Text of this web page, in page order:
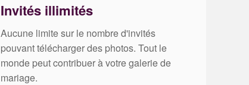
Invités illimités
Aucune limite sur le nombre d'invités
pouvant télécharger des photos. Tout le
monde peut contribuer à votre galerie de
mariage.